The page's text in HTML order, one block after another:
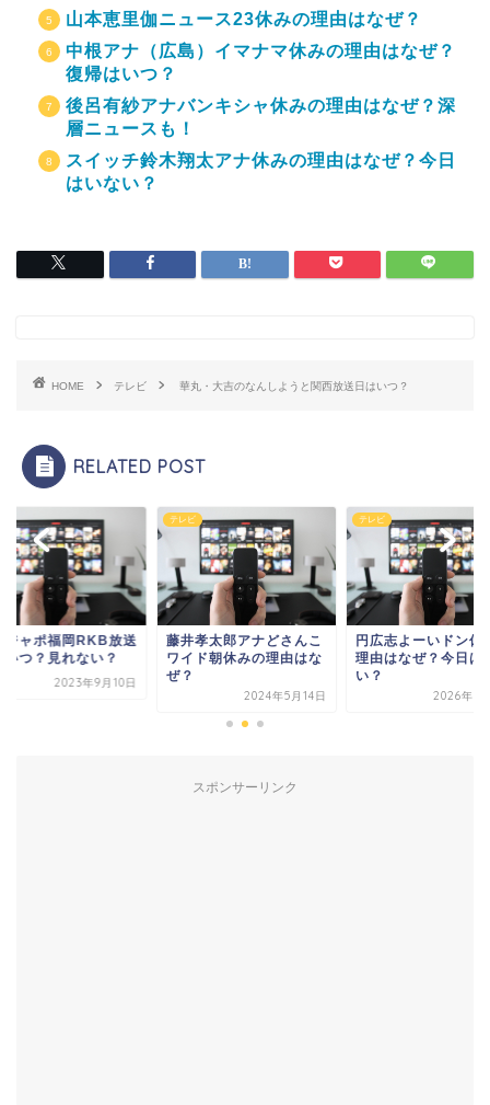
山本恵里伽ニュース23休みの理由はなぜ？
中根アナ（広島）イマナマ休みの理由はなぜ？
復帰はいつ？
後呂有紗アナバンキシャ休みの理由はなぜ？深
層ニュースも！
スイッチ鈴木翔太アナ休みの理由はなぜ？今日
はいない？
HOME テレビ 華丸・大吉のなんしようと関西放送日はいつ？
RELATED POST
ジャポ福岡RKB放送
いつ？見れない？
2023年9月10日
テレビ
藤井孝太郎アナどさんこ
ワイド朝休みの理由はな
ぜ？
2024年5月14日
テレビ
円広志よーいドン休
理由はなぜ？今日は
い？
2026年6
スポンサーリンク